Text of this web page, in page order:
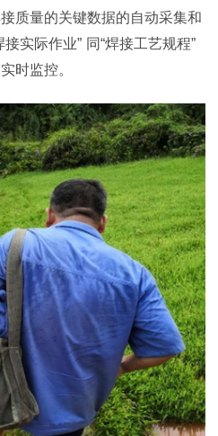
质量的关键数据的自动采集和
接实际作业” 同“焊接工艺规程”
时监控。